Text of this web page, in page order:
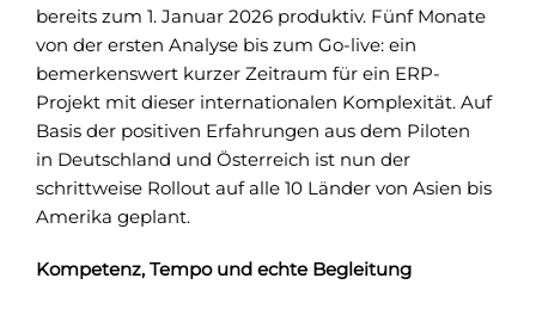
bereits zum 1. Januar 2026 produktiv. Fünf Monate
von der ersten Analyse bis zum Go-live: ein
bemerkenswert kurzer Zeitraum für ein ERP-
Projekt mit dieser internationalen Komplexität. Auf
Basis der positiven Erfahrungen aus dem Piloten
in Deutschland und Österreich ist nun der
schrittweise Rollout auf alle 10 Länder von Asien bis
Amerika geplant.
Kompetenz, Tempo und echte Begleitung